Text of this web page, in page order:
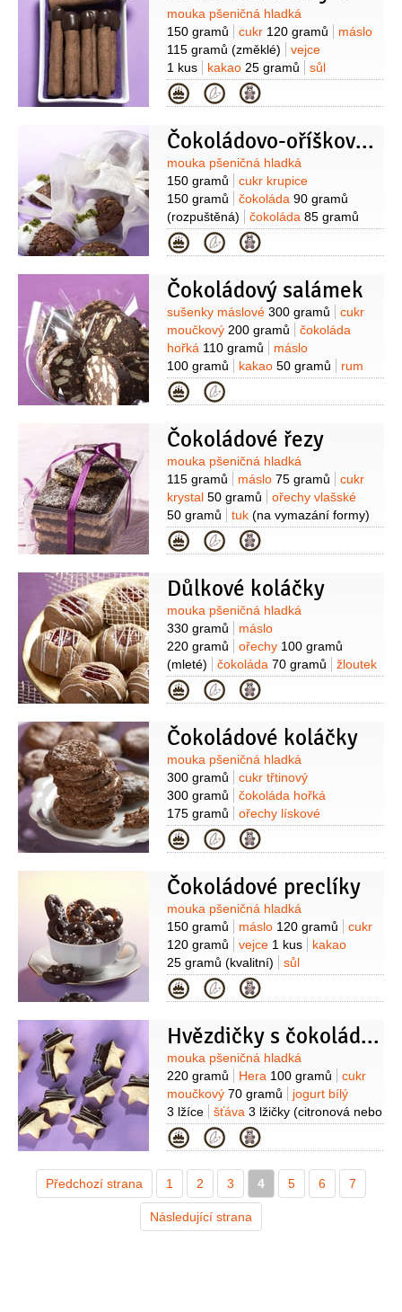
Suroviny
mouka pšeničná hladká
150 gramů
cukr 120 gramů
máslo
115 gramů (změklé)
vejce
1 kus
kakao 25 gramů
sůl
1 špetka
mouka pšeničná hladká
vál)
čokoládová poleva tmavá
Kategorie
Čokoládovo-oříškové placičky
Suroviny
mouka pšeničná hladká
150 gramů
cukr krupice
150 gramů
čokoláda 90 gramů
(rozpuštěná)
čokoláda 85 gramů
(nasekaná)
máslo
2 kusy
ořechy lískové
1 balíček
kypřící prášek do pečiva
1/2balíčku Na ozdobení:
čokoládová
poleva bílá200 gramů
(nebo
tmavá)
pistácie 50 gramů
(vyloupané, nesolené)
Kategorie
Čokoládový salámek
Suroviny
sušenky máslové 300 gramů
cukr
moučkový 200 gramů
čokoláda
hořká 110 gramů
máslo
100 gramů
kakao 50 gramů
rum
0,2 decilitru
Griotka)
Kategorie
Čokoládové řezy
Suroviny
mouka pšeničná hladká
115 gramů
máslo 75 gramů
cukr
krystal 50 gramů
ořechy vlašské
50 gramů
tuk (na vymazání formy)
Na náplň:
cukr krystal
115 gramů
vejce2 kusy
máslo
3/4gramu
vanilková esence
1 lžička
sůl1 špetka
Kategorie
Důlkové koláčky
Suroviny
mouka pšeničná hladká
330 gramů
máslo
220 gramů
ořechy 100 gramů
(mleté)
čokoláda 70 gramů
žloutek
2 kusy
cukr vanilkový
1 špetka
zavařenina rybízová(na
Kategorie
Čokoládové koláčky
Suroviny
mouka pšeničná hladká
300 gramů
cukr třtinový
300 gramů
čokoláda hořká
175 gramů
ořechy lískové
150 gramů
čokoláda bílá
100 gramů
vejce2 kusy
máslo
(lusk)
kypřící prášek do pečiva
balíčku
Kategorie
Čokoládové preclíky
Suroviny
mouka pšeničná hladká
150 gramů
máslo 120 gramů
cukr
120 gramů
vejce 1 kus
kakao
25 gramů (kvalitní)
sůl
1 špetka
mouka pšeničná hladká
vál)
cukr(hrubý, na posypání)
Kategorie
Hvězdičky s čokoládovou polevou
Suroviny
mouka pšeničná hladká
220 gramů
Hera 100 gramů
cukr
moučkový 70 gramů
jogurt bílý
3 lžíce
šťáva 3 lžičky (citronová nebo
pomerančová)
kypřící prášek do
pečiva1/2lžičky
citronová kůra
pomerančová)
mouka pšeničná
hladká(na vál)
čokoládová poleva
tmavá(na ozdobení)
Kategorie
Předchozí strana 1 2 3 4 5 6 7
Následující strana